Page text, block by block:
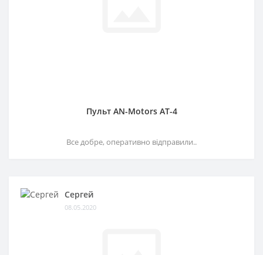
Пульт AN-Motors AT-4
Все добре, оперативно відправили..
Сергей
08.05.2020